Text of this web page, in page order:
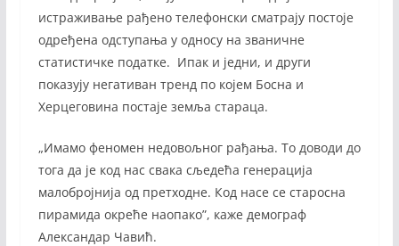
истраживање рађено телефонски сматрају постоје
одређена одступања у односу на званичне
статистичке податке. Ипак и једни, и други
показују негативан тренд по којем Босна и
Херцеговина постаје земља стараца.
„Имамо феномен недовољног рађања. То доводи до
тога да је код нас свака сљедећа генерација
малобројнија од претходне. Код насе се старосна
пирамида окреће наопако”, каже демограф
Александар Чавић.